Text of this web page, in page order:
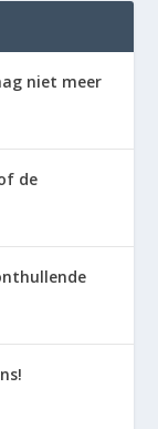
niet meer
de